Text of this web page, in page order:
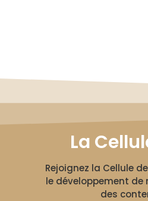
La
Rejoignez la Cellule
le développement de
des